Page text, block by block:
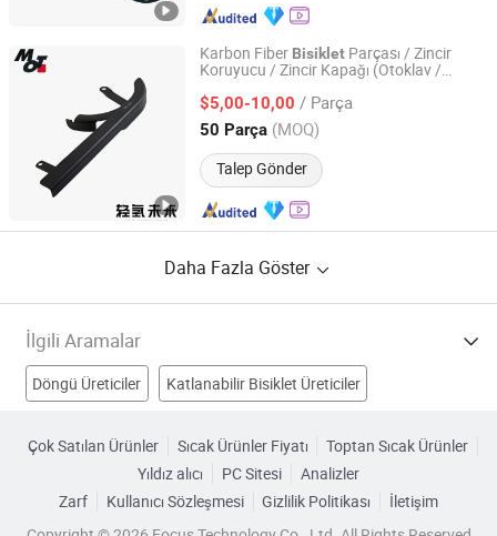
Karbon Fiber Bisiklet Parçası / Zincir
Koruyucu / Zincir Kapağı (Otoklav /
$5,00-10,00 / Parça
50 Parça (MOQ)
Talep Gönder
Hangzhou Light Hydrogen Future Technology Co., Ltd.
Zhejiang, China Fiyat 2026
Daha Fazla Göster
İlgili Aramalar
Döngü Üreticiler Katlanabilir Bisiklet Üreticiler
Katlanabilir Bisiklet Fabrikalar Dağ Bisikleti Fabrikalar
Çok Satılan Ürünler Sıcak Ürünler Fiyatı
Toptan Sıcak Ürünler
Yıldız alıcı
PC Sitesi
Analizler
Zarf
Kullanıcı Sözleşmesi Gizlilik Politikası
İletişim